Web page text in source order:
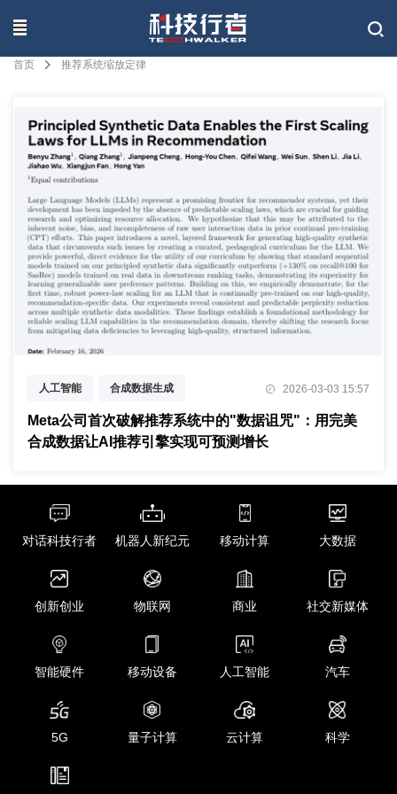
联系我们
首页 推荐系统缩放定律
人工智能 合成数据生成
推荐系统缩放定律
2026-03-03 15:57
Meta公司首次破解推荐系统中的"数据诅咒"：用完美
合成数据让AI推荐引擎实现可预测增长
对话科技行者 机器人新纪元 移动计算 大数据
创新创业 物联网 商业 社交新媒体
智能硬件 移动设备 人工智能 汽车
5G 量子计算 云计算 科学